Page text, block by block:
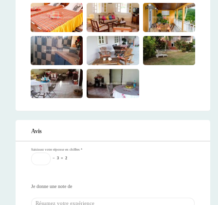
Avis
Saisissez votre réponse en chiffres *
− 3 = 2